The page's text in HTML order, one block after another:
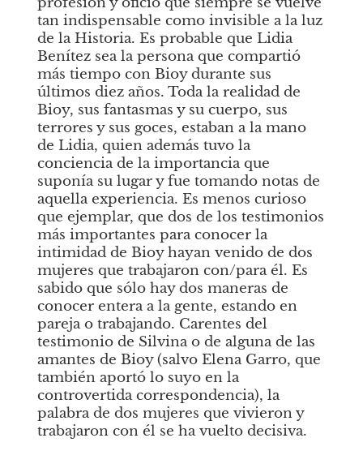
tan indispensable como invisible a la luz
de la Historia. Es probable que Lidia
Benítez sea la persona que compartió
más tiempo con Bioy durante sus
últimos diez años. Toda la realidad de
Bioy, sus fantasmas y su cuerpo, sus
terrores y sus goces, estaban a la mano
de Lidia, quien además tuvo la
conciencia de la importancia que
suponía su lugar y fue tomando notas de
aquella experiencia. Es menos curioso
que ejemplar, que dos de los testimonios
más importantes para conocer la
intimidad de Bioy hayan venido de dos
mujeres que trabajaron con/para él. Es
sabido que sólo hay dos maneras de
conocer entera a la gente, estando en
pareja o trabajando. Carentes del
testimonio de Silvina o de alguna de las
amantes de Bioy (salvo Elena Garro, que
también aportó lo suyo en la
controvertida correspondencia), la
palabra de dos mujeres que vivieron y
trabajaron con él se ha vuelto decisiva.